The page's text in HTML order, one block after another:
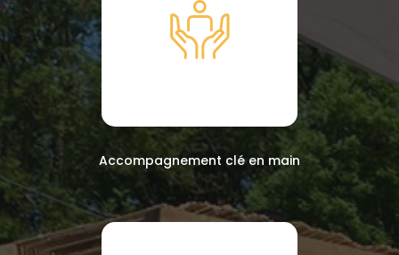
Accompagnement clé en main